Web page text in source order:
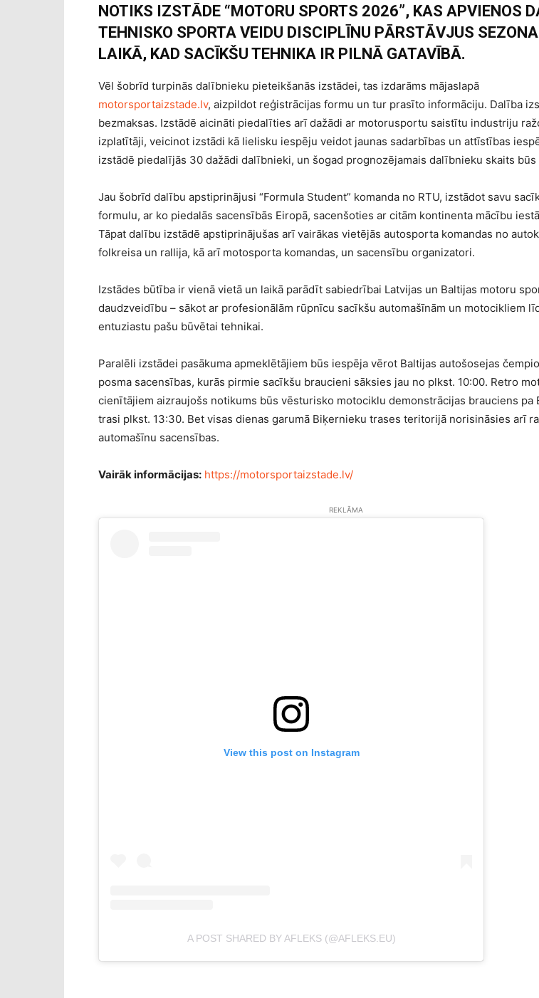
NOTIKS IZSTĀDE “MOTORU SPORTS 2026”, KAS APVIENOS
TEHNISKO SPORTA VEIDU DISCIPLĪNU PĀRSTĀVJUS
LAIKĀ, KAD SACĪKŠU TEHNIKA IR PILNĀ GATAVĪBĀ.
Vēl šobrīd turpinās dalībnieku pieteikšanās izstādei, tas izdarāms mājaslapā
motorsportaizstade.lv, aizpildot reģistrācijas formu un tur prasīto informāciju. Dalība
bezmaksas. Izstādē aicināti piedalīties arī dažādi ar motorusportu saistītu industriju
izplatītāji, veicinot izstādi kā lielisku iespēju veidot jaunas sadarbības un attīstības
izstādē piedalījās 30 dažādi dalībnieki, un šogad prognozējamais dalībnieku skaits
Jau šobrīd dalību apstiprinājusi “Formula Student” komanda no RTU, izstādot savu
formulu, ar ko piedalās sacensībās Eiropā, sacenšoties ar citām kontinenta mācību
Tāpat dalību izstādē apstiprinājušas arī vairākas vietējās autosporta komandas no
folkreisa un rallija, kā arī motosporta komandas, un sacensību organizatori.
Izstādes būtība ir vienā vietā un laikā parādīt sabiedrībai Latvijas un Baltijas motoru
daudzveidību – sākot ar profesionālām rūpnīcu sacīkšu automašīnām un motocikliem
entuziastu pašu būvētai tehnikai.
Paralēli izstādei pasākuma apmeklētājiem būs iespēja vērot Baltijas autošosejas
posma sacensības, kurās pirmie sacīkšu braucieni sāksies jau no plkst. 10:00. Retro
cienītājiem aizraujošs notikums būs vēsturisko motociklu demonstrācijas brauciens pa
trasi plkst. 13:30. Bet visas dienas garumā Biķernieku trases teritorijā norisināsies arī
automašīnu sacensības.
Vairāk informācijas: https://motorsportaizstade.lv/
REKLĀMA
View this post on Instagram
A POST SHARED BY AFLEKS (@AFLEKS.EU)